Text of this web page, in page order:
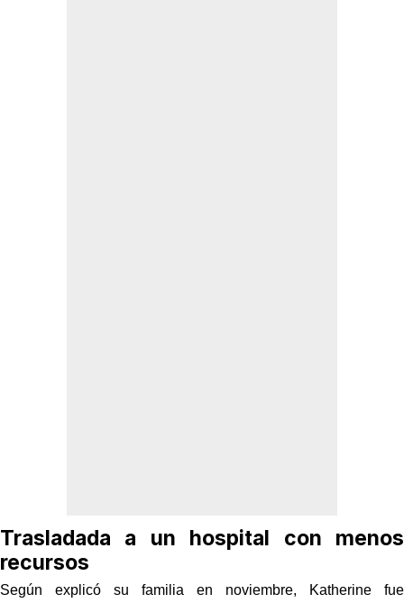
Trasladada a un hospital con menos
recursos
Según explicó su familia en noviembre, Katherine fue